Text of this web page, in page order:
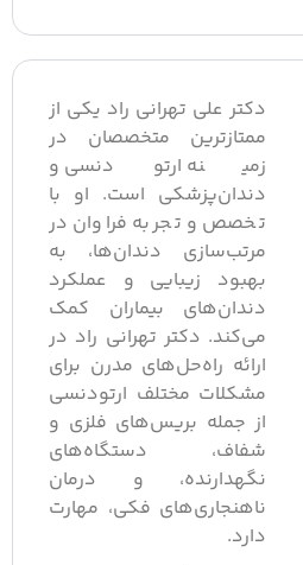
دکتر علی تهرانی راد یکی از
ممتازترین متخصصان در
زمینه ارتودنسی و
دندان‌پزشکی است. او با
تخصص و تجربه فراوان در
مرتب‌سازی دندان‌ها، به
بهبود زیبایی و عملکرد
دندان‌های بیماران کمک
می‌کند. دکتر تهرانی راد در
ارائه راه‌حل‌های مدرن برای
مشکلات مختلف ارتودنسی
از جمله بریس‌های فلزی و
شفاف، دستگاه‌های
نگهدارنده، و درمان
ناهنجاری‌های فکی، مهارت